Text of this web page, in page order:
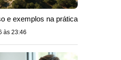
e exemplos na prática
às 23:46